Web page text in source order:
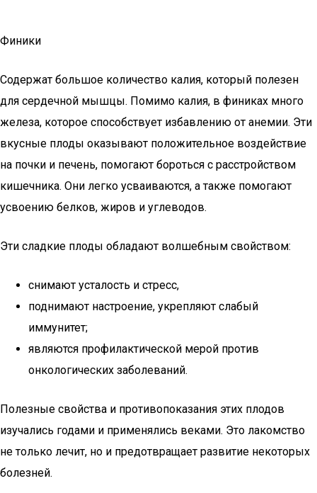
Финики
Содержат большое количество калия, который полезен
для сердечной мышцы. Помимо калия, в финиках много
железа, которое способствует избавлению от анемии. Эти
вкусные плоды оказывают положительное воздействие
на почки и печень, помогают бороться с расстройством
кишечника. Они легко усваиваются, а также помогают
усвоению белков, жиров и углеводов.
Эти сладкие плоды обладают волшебным свойством:
снимают усталость и стресс,
поднимают настроение, укрепляют слабый
иммунитет;
являются профилактической мерой против
онкологических заболеваний.
Полезные свойства и противопоказания этих плодов
изучались годами и применялись веками. Это лакомство
не только лечит, но и предотвращает развитие некоторых
болезней.